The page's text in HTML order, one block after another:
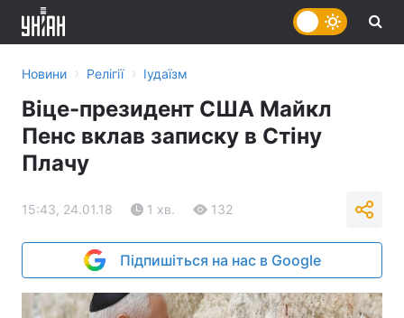
Новини › Релігії › Іудаїзм
Віце-президент США Майкл
Пенс вклав записку в Стіну
Плачу
15:43, 24.01.18 1 хв. 132
Підпишіться на нас в Google